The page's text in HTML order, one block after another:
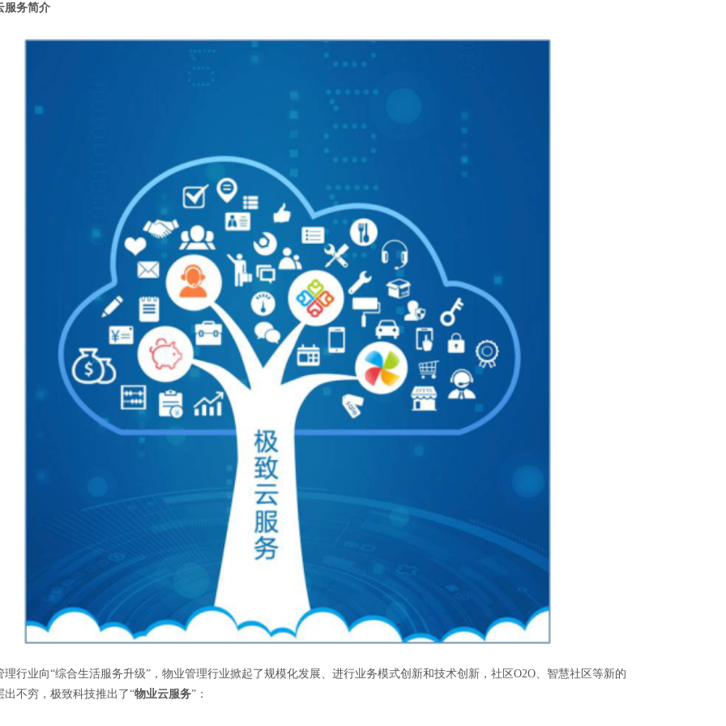
服务简介
业向“综合生活服务升级”，物业管理行业掀起了规模化发展、进行业务模式创新和技术创新，社区O2O、智慧社区等新的
出不穷，极致科技推出了“物业云服务”：